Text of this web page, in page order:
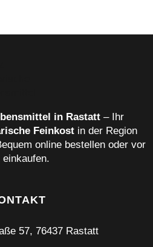
in Rastatt – Ihr
Feinkost in der Region
online bestellen oder vor
einkaufen.
57, 76437 Rastatt